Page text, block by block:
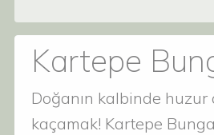
Kartepe
Doğanın kalbinde huzur
kaçamak! Kartepe